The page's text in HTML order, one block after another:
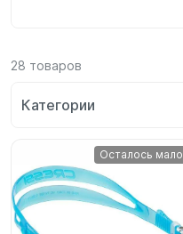
сёрфинг
Подарочные
28 товаров
Категории
Осталось мало